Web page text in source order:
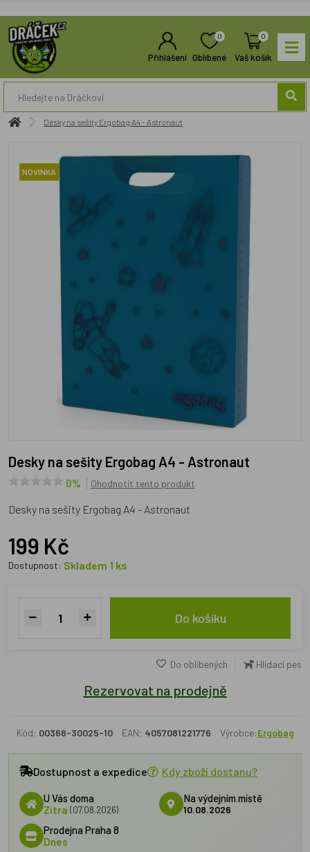
Přihlášení
0
Oblíbené
0
Váš košík
Desky na sešity Ergobag A4 - Astronaut
NOVINKA
Desky na sešity Ergobag A4 - Astronaut
0% Ohodnotit tento produkt
Desky na sešity Ergobag A4 - Astronaut
199 Kč
Dostupnost: Skladem 1 ks
Do košíku
Do oblíbených Hlídací pes
Rezervovat na prodejně
Kód: 00366-30025-10 EAN: 4057081221776 Výrobce:Ergobag
Dostupnost a expedice Kdy zboží dostanu?
U Vás doma
Zítra (07.08.2026)
Na výdejním místě
10.08.2026
Prodejna Praha 8
Dnes